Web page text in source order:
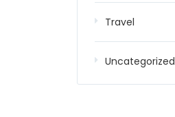
Travel
Uncategorized